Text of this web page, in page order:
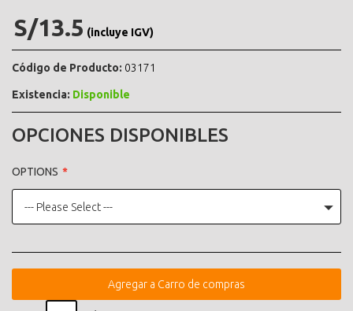
S/13.5 (incluye IGV)
Código de Producto: 03171
Existencia: Disponible
OPCIONES DISPONIBLES
OPTIONS
--- Please Select ---
Agregar a Carro de compras